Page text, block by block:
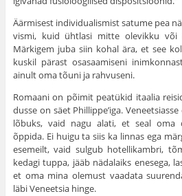
Äärmisest individualismist satume pea
vismi, kuid ühtlasi mitte olevikku või
Märkigem juba siin kohal ära, et see
kuskil pärast osasaamiseni
ainult oma tõuni ja rahvuseni.
Romaani on põimit peatükid itaalia
dusse on säet Phillippe’iga.
lõbuks, vaid nagu alati, et seal oma
õppida. Ei huigu ta siis ka linnas ega
esemeilt, vaid sulgub hotellikambri,
kedagi tuppa, jääb nädalaiks enesega,
et oma mina ole­must vaadata
läbi Veneetsia hinge.